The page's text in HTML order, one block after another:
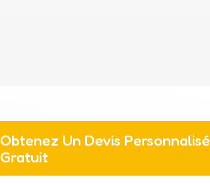
Obtenez Un Devis Personnalisé
Gratuit